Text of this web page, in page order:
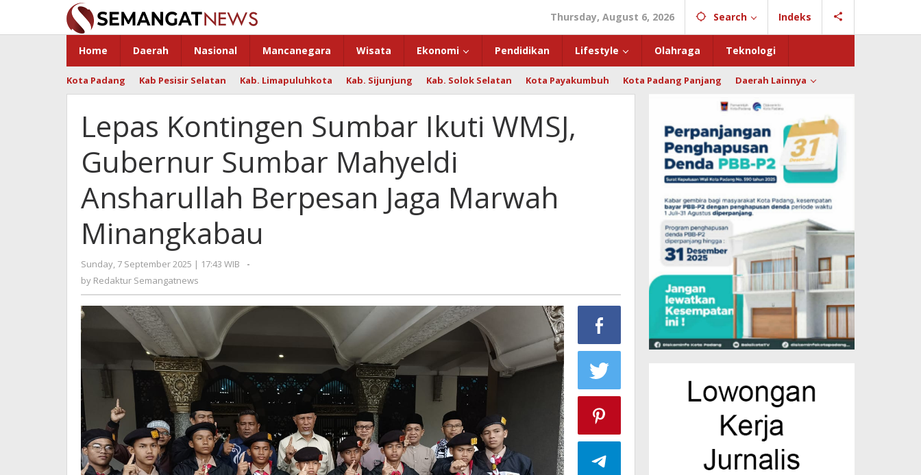
content
Thursday, August 6, 2026 Search Indeks
Home Daerah Nasional Mancanegara Wisata Ekonomi Pendidikan Lifestyle Olahraga Teknologi
Kota Padang Kab Pesisir Selatan Kab. Limapuluhkota Kab. Sijunjung Kab. Solok Selatan Kota Payakumbuh Kota Padang Panjang Daerah Lainnya
Lepas Kontingen Sumbar Ikuti WMSJ,
Gubernur Sumbar Mahyeldi
Ansharullah Berpesan Jaga Marwah
Minangkabau
Sunday, 7 September 2025 | 17:43 WIB
by
-
by Redaktur Semangatnews